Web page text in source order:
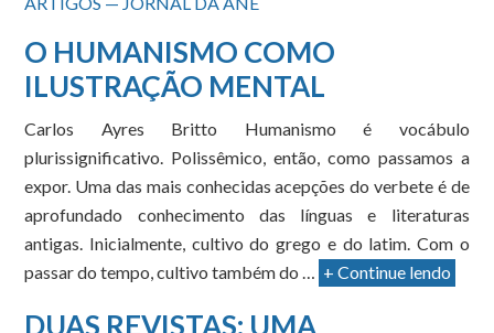
O HUMANISMO COMO
ILUSTRAÇÃO MENTAL
Carlos Ayres Britto Humanismo é vocábulo
plurissignificativo. Polissêmico, então, como passamos a
expor. Uma das mais conhecidas acepções do verbete é de
aprofundado conhecimento das línguas e literaturas
antigas. Inicialmente, cultivo do grego e do latim. Com o
passar do tempo, cultivo também do … + Continue lendo
DUAS REVISTAS: UMA